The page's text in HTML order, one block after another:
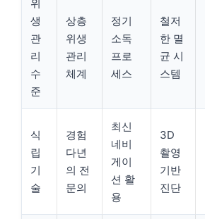
위
생
관
리
수
준
상층
위생
관리
체계
정기
소독
프로
세스
철저
한 멸
균 시
스템
식
립
기
술
경험
다년
의 전
문의
최신
네비
게이
션 활
용
3D
촬영
기반
진단